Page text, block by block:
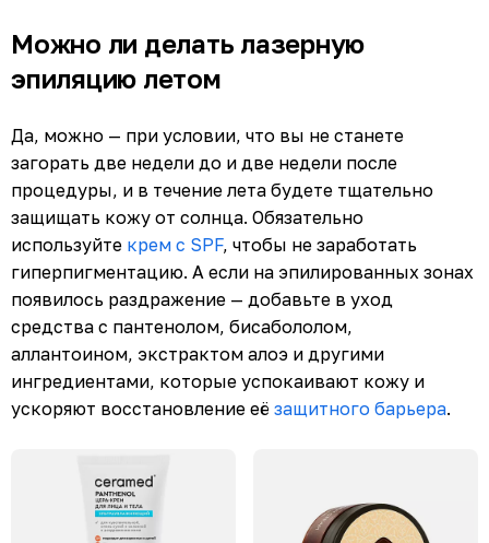
Можно ли делать лазерную
эпиляцию летом
Да, можно — при условии, что вы не станете
загорать две недели до и две недели после
процедуры, и в течение лета будете тщательно
защищать кожу от солнца. Обязательно
используйте крем с SPF, чтобы не заработать
гиперпигментацию. А если на эпилированных зонах
появилось раздражение — добавьте в уход
средства с пантенолом, бисабололом,
аллантоином, экстрактом алоэ и другими
ингредиентами, которые успокаивают кожу и
ускоряют восстановление её защитного барьера.